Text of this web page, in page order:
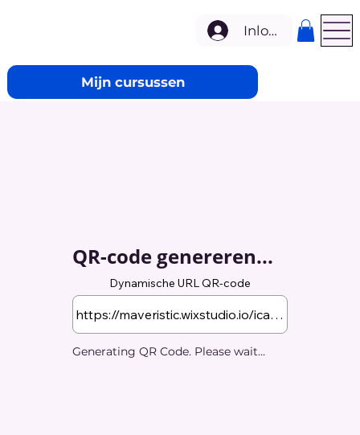
Mijn cursussen
Inloggen
QR-code genereren...
Dynamische URL QR-code
Generating QR Code. Please wait...